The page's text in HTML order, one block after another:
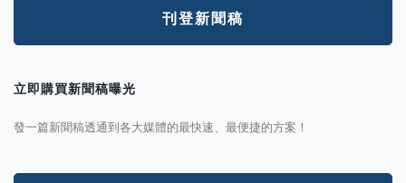
刊登新聞稿
立即購買新聞稿曝光
發一篇新聞稿透通到各大媒體的最快速、最便捷的方案！